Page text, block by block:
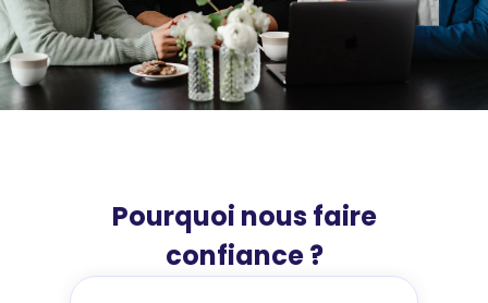
Pourquoi nous faire
confiance ?